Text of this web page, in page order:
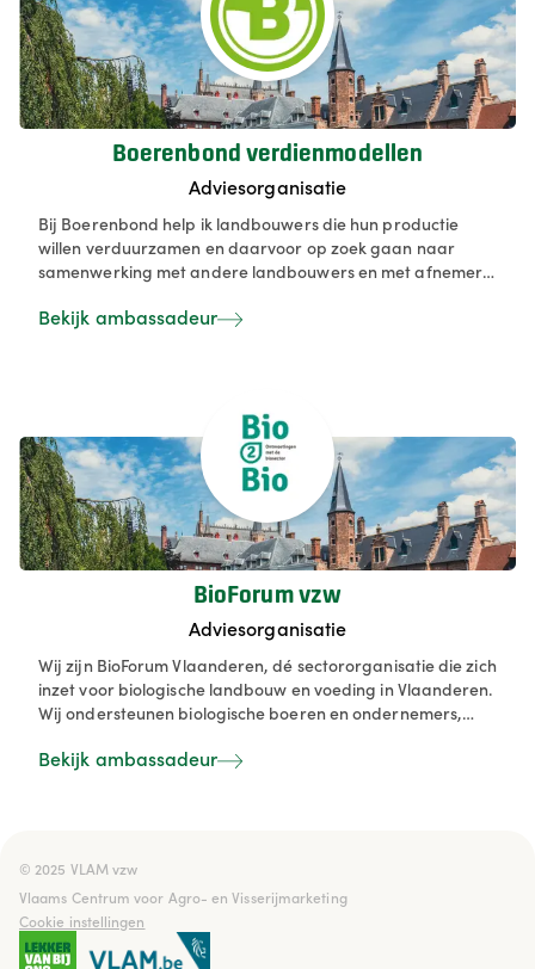
Boerenbond verdienmodellen
Adviesorganisatie
Bij Boerenbond help ik landbouwers die hun productie
willen verduurzamen en daarvoor op zoek gaan naar
samenwerking met andere landbouwers en met afnemers
verwerking van peulvruchten, maar er zijn ook
Bekijk ambassadeur
BioForum vzw
Adviesorganisatie
Wij zijn BioForum Vlaanderen, dé sectororganisatie die zich
inzet voor biologische landbouw en voeding in Vlaanderen.
Wij ondersteunen biologische boeren en ondernemers,
consumenten actief over de voordelen van biologische
Bekijk ambassadeur
© 2025 VLAM vzw
Vlaams Centrum voor Agro- en Visserijmarketing
Cookie instellingen